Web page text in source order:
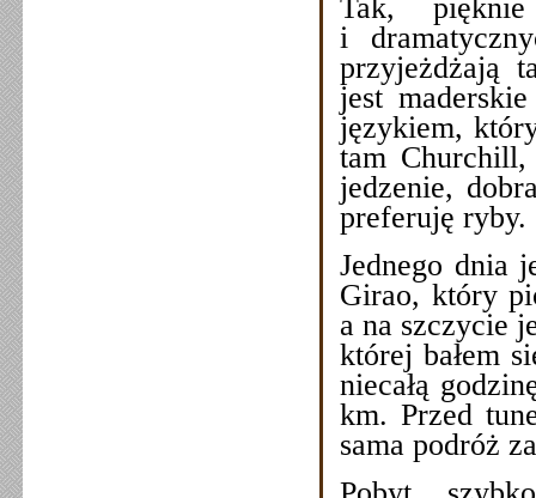
Tak,
i
przyjeżdżają
jest
językiem,
tam Churchill,
jedzenie,
preferuję ryby.
Jednego dnia
Girao, który
a na szczycie
której bałem
niecałą
km. Przed
sama podróż